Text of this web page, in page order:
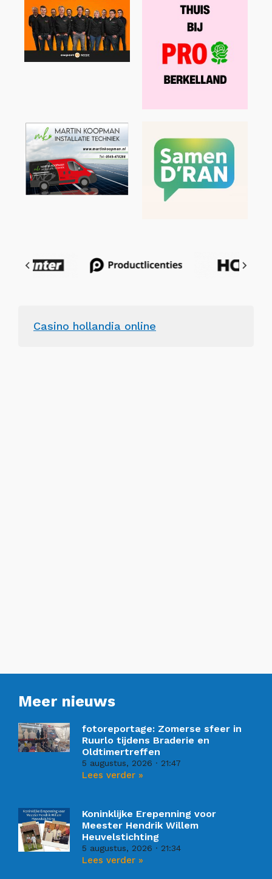
Casino hollandia online
Meer nieuws
fotoreportage: Zomerse sfeer in
Ruurlo tijdens Braderie en
Oldtimertreffen
5 augustus, 2026 21:47
Lees verder »
Koninklijke Erepenning voor
Meester Hendrik Willem
Heuvelstichting
5 augustus, 2026 21:34
Lees verder »